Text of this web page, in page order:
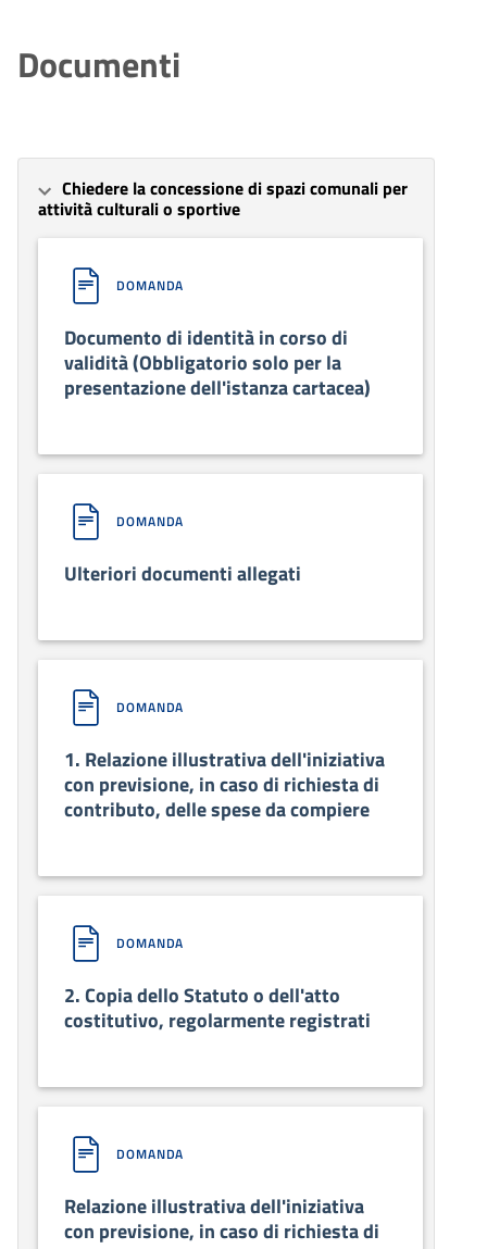
Documenti
Chiedere la concessione di spazi comunali per
attività culturali o sportive
DOMANDA
Documento di identità in corso di
validità (Obbligatorio solo per la
presentazione dell'istanza cartacea)
DOMANDA
Ulteriori documenti allegati
DOMANDA
1. Relazione illustrativa dell'iniziativa
con previsione, in caso di richiesta di
contributo, delle spese da compiere
DOMANDA
2. Copia dello Statuto o dell'atto
costitutivo, regolarmente registrati
DOMANDA
Relazione illustrativa dell'iniziativa
con previsione, in caso di richiesta di